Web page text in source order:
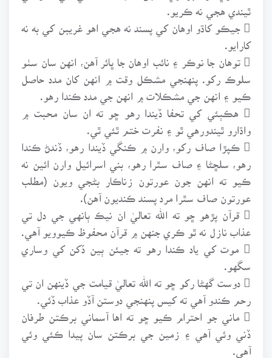
ٿيندي هجي نه ڪريو.
 جيڪو کاڌو اوهان کي پسند نه هجي اهو غريبن کي به نه
کارايو.
 توهان جا نوڪر ۽ نائب اوهان جا ڀائر آهن، انهن سان سٺو
سلوڪ رکو. پنهنجي مشڪل وقت ۾ انهن کان مدد حاصل
ڪيو ۽ انهن جي مشڪلات ۾ انهن جي مدد ڪندا رهو.
 هڪٻئي کي تحفا ڏيندا رهو ڇو ته ان سان محبت ۾
واڌارو ٿيندورهي ٿو ۽ نفرت ختم ٿئي ٿي.
 ڪپڙا صاف رکو، وارن ۾ ڪنگي ڏيندا رهو، ڏندڻ ڪندا
رهو، سلڇڻا ۽ صاف سٿرا رهو، بني اسرائيل وارن ائين نه
ڪيو ته انهن جون عورتون زناڪار بڻجي ويون (مطلب
عورتون صاف سٿرا مرد پسند ڪنديون آهن).
 قرآن پڙهو ڇو ته الله تعاليٰ ان نيڪ ٻانهي جي دل تي
عذاب نازل نه ٿو ڪري جنهن ۾ قرآن محفوظ ڪيوويو آهي.
 موت کي ياد ڪندا رهو ته جيئن ٻين ڏکن کي وساري
سگهو.
 دوست گهڻا رکو ڇو ته الله تعاليٰ قيامت جي ڏينهن ان تي
رحم ڪندو آهي ته کيس پنهنجي دوستن آڏو عذاب ڏئي.
 ماني جو احترام ڪيو ڇو ته اها آسماني برڪتن طرفان
ڏني وئي آهي ۽ زمين جي برڪتن سان پيدا ڪئي وئي
آهي.